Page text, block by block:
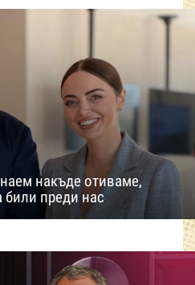
накъде отиваме,
преди нас